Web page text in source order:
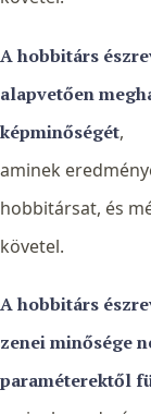
A hobbitárs
alapvetően
képminőségét,
aminek
hobbitársat, és
követel.
A hobbitárs
zenei minősége
paraméterektől